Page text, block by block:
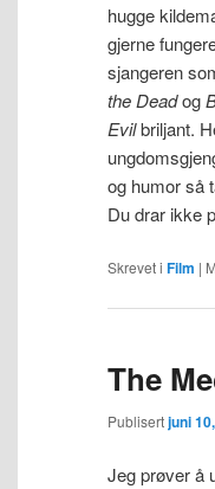
hugge
gjerne
sjangeren
the Deadog
Evilbriljant.
og humor så
Du drar ikke
Skrevet i Film |
The
Publisertjuni
Jeg prøver å